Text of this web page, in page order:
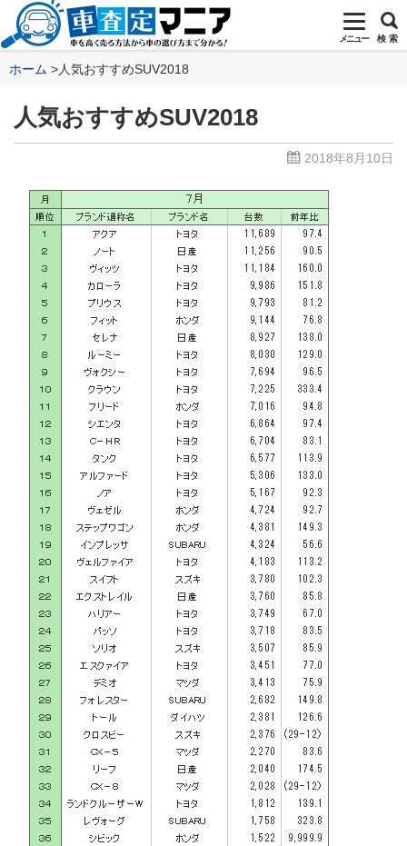
メニュー 検 索
ホーム 人気おすすめSUV2018
人気おすすめSUV2018
2018年8月10日